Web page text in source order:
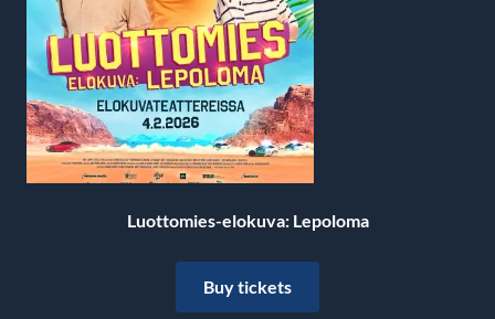
Luottomies-elokuva: Lepoloma
Buy tickets